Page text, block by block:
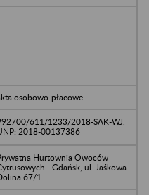
osobowo-płacowe
611/1233/2018-SAK-WJ,
2018-00137386
Hurtownia Owoców
- Gdańsk, ul. Jaśkowa
67/1